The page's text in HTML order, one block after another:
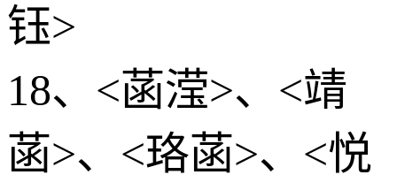
钰>
18、<菡滢>、<靖
菡>、<珞菡>、<悦